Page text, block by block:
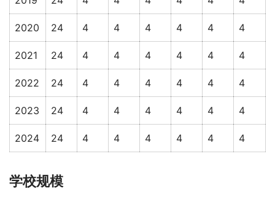
2020 24 4 4 4 4 4 4
2021 24 4 4 4 4 4 4
2022 24 4 4 4 4 4 4
2023 24 4 4 4 4 4 4
2024 24 4 4 4 4 4 4
学校规模